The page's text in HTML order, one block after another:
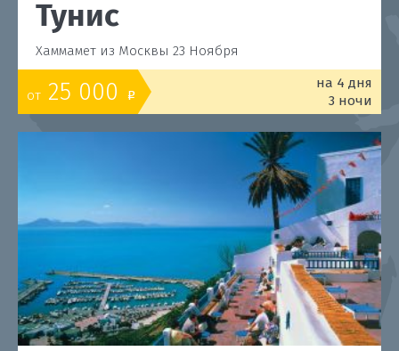
Тунис
Хаммамет из Москвы 23 Ноября
от 25 000 o
на 4 дня
3 ночи